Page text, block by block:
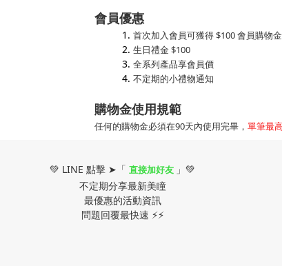
會員優惠
首次加入會員可獲得 $100 會員購物金
生日禮金 $100
全系列產品享會員價
不定期的小禮物通知
購物金使用規範
任何的購物金必須在90天內使用完畢， 單筆最
💚 LINE 點擊 ➤「 直接加好友 」💚
不定期分享最新美瞳
最優惠的活動資訊
問題回覆最快速 ⚡⚡